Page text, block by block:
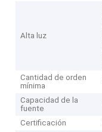
Alta luz
Cantidad de orden
mínima
Capacidad de la
fuente
Certificación